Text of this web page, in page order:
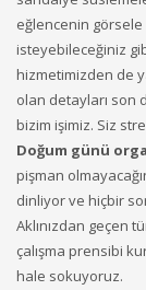
eğlencenin
isteyebileceğiniz
hizmetimizden de
olan detayları son
bizim işimiz. Siz
Doğum günü
pişman
dinliyor ve hiçbir
Aklınızdan geçen
çalışma prensibi
hale sokuyoruz.